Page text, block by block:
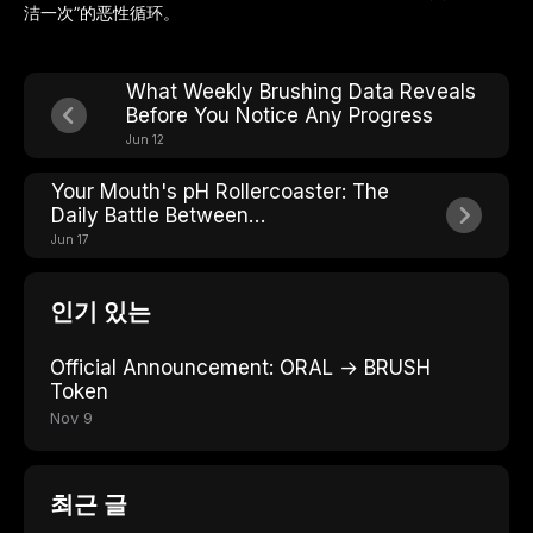
洁一次”的恶性循环。
What Weekly Brushing Data Reveals
Before You Notice Any Progress
Jun 12
Your Mouth's pH Rollercoaster: The
Daily Battle Between
Demineralization and
Jun 17
인기 있는
Official Announcement: ORAL → BRUSH
Token
Nov 9
최근 글